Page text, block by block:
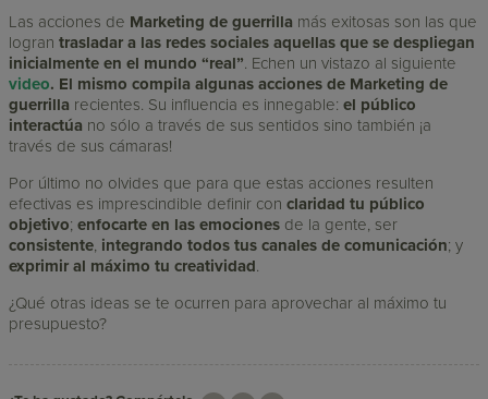
Las acciones de Marketing de guerrilla más exitosas son las que
lograntrasladar a las redes sociales aquellas que se despliegan
inicialmente en el mundo “real”. Echen un vistazo al siguiente
video. El mismo compila algunas acciones de Marketing de
guerrilla recientes. Su influencia es innegable:el público
interactúa no sólo a través de sus sentidos sino también ¡a
través de sus cámaras!
Por último no olvides que para que estas acciones resulten
efectivas es imprescindible definir conclaridad tu público
objetivo;enfocarte en las emociones de la gente, ser
consistente, integrando todos tus canales de comunicación; y
exprimir al máximo tu creatividad.
¿Qué otras ideas se te ocurren para aprovechar al máximo tu
presupuesto?